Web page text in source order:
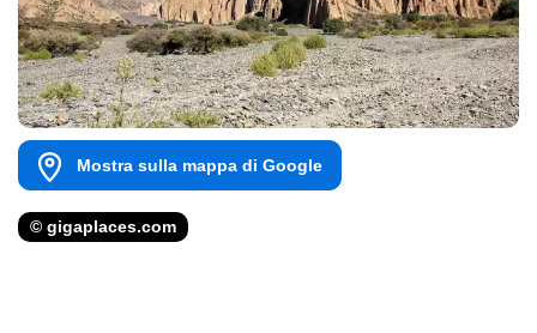
Mostra sulla mappa di Google
© gigaplaces.com